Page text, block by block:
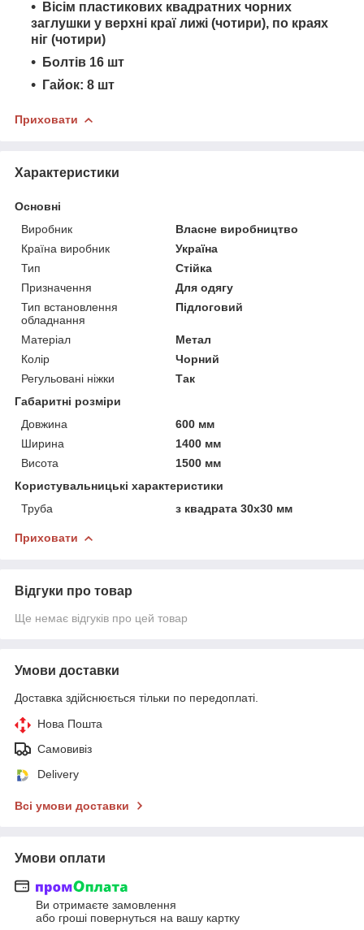
Вісім пластикових квадратних чорних
заглушки у верхні краї лижі (чотири), по краях
ніг (чотири)
Болтів 16 шт
Гайок: 8 шт
Приховати
Характеристики
Основні
Виробник
Власне виробництво
Країна виробник
Україна
Тип
Стійка
Призначення
Для одягу
Тип встановлення
обладнання
Підлоговий
Матеріал
Метал
Колір
Чорний
Регульовані ніжки
Так
Габаритні розміри
Довжина
600 мм
Ширина
1400 мм
Висота
1500 мм
Користувальницькі характеристики
Труба
з квадрата 30х30 мм
Приховати
Відгуки про товар
Ще немає відгуків про цей товар
Умови доставки
Доставка здійснюється тільки по передоплаті.
Нова Пошта
Самовивіз
Delivery
Всі умови доставки
Умови оплати
Ви отримаєте замовлення
або гроші повернуться на вашу картку